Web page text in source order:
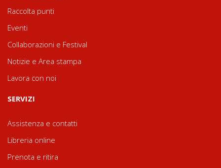
Raccolta punti
Eventi
Collaborazioni e Festival
Notizie e Area stampa
Lavora con noi
SERVIZI
Assistenza e contatti
Libreria online
Prenota e ritira